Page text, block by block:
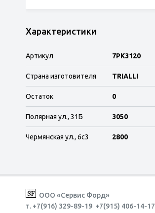
Характеристики
Артикул 7PK3120
Страна изготовителя TRIALLI
Остаток 0
Полярная ул., 31Б 3050
Чермянская ул., 6с3 2800
ООО «Сервис Форд»
т. +7(916) 329-89-19 +7(915) 406-14-17